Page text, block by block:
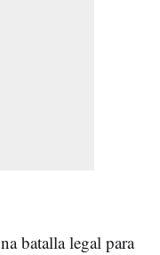
batalla legal para